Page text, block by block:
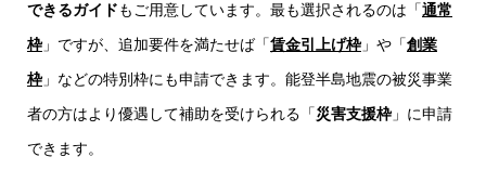
できるガイドもご用意しています。最も選択されるのは「通常
枠 」ですが、追加要件を満たせば「賃金引上げ枠 」や「創業
枠 」などの特別枠にも申請できます。能登半島地震の被災事業
者の方はより優遇して補助を受けられる「災害支援枠 」に申請
できます。